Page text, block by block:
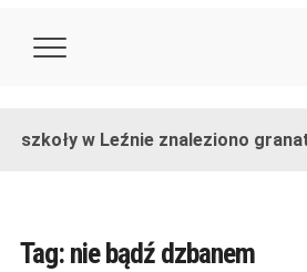
szkoły w Leźnie znaleziono granat!
Tag: nie bądź dzbanem